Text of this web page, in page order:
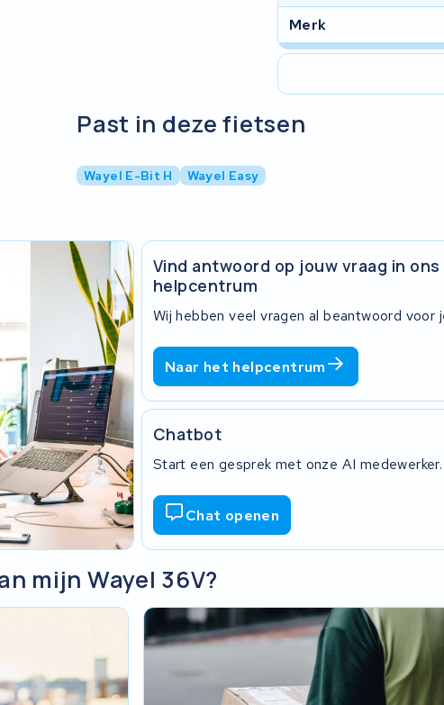
Merk
Past in deze fietsen
Wayel E-Bit H Wayel Easy
Vind antwoord op jouw vraag in ons
helpcentrum
Wij hebben veel vragen al beantwoord voor
Naar het helpcentrum
Chatbot
Start een gesprek met onze AI medewerker.
Chat openen
mijn Wayel 36V?